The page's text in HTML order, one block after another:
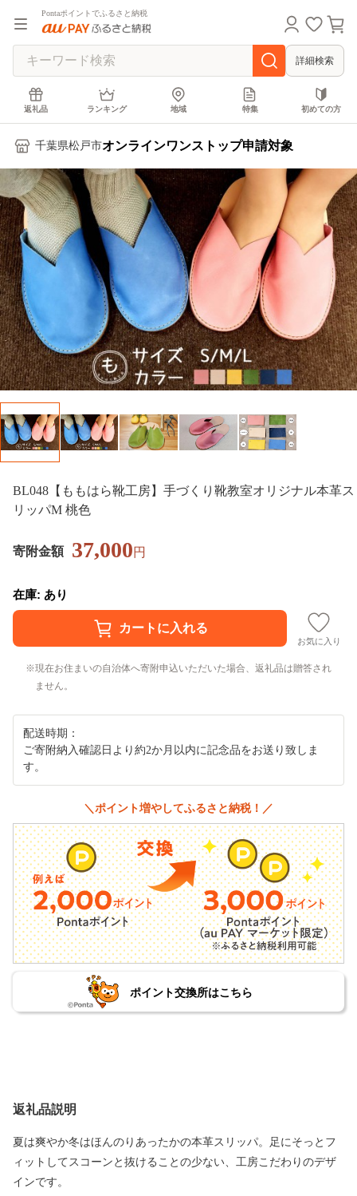
Pontaポイントでふるさと納税
詳細検索
返礼品 ランキング 地域 特集 初めての方
千葉県松戸市オンラインワンストップ申請対象
BL048【ももはら靴工房】手づくり靴教室オリジナル本革ス
リッパM 桃色
寄附金額 37,000円
在庫: あり
お気に入り
現在お住まいの自治体へ寄附申込いただいた場合、返礼品は贈答され
ません。
配送時期：
ご寄附納入確認日より約2か月以内に記念品をお送り致しま
す。
＼ポイント増やしてふるさと納税！／
ポイント交換所はこちら
返礼品説明
夏は爽やか冬はほんのりあったかの本革スリッパ。足にそっとフ
ィットしてスコーンと抜けることの少ない、工房こだわりのデザ
インです。